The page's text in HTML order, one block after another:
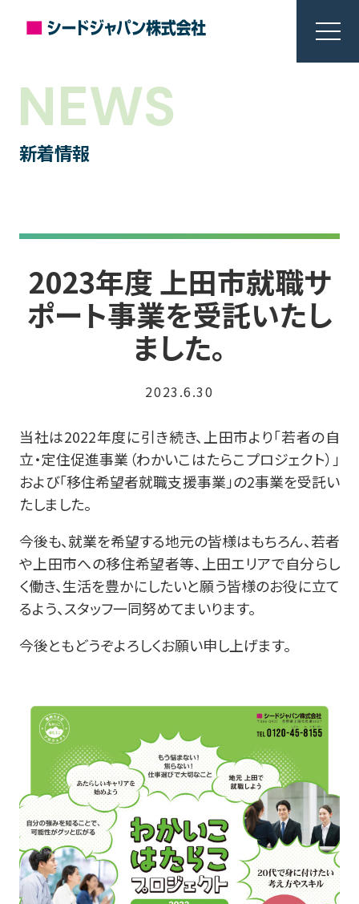
NEWS
新着情報
2023年度 上田市就職サ
ポート事業を受託いたし
ました。
2023.6.30
当社は2022年度に引き続き、上田市より「若者の自
立・定住促進事業（わかいこはたらこプロジェクト）」
および「移住希望者就職支援事業」の2事業を受託い
たしました。
今後も、就業を希望する地元の皆様はもちろん、若者
や上田市への移住希望者等、上田エリアで自分らし
く働き、生活を豊かにしたいと願う皆様のお役に立て
るよう、スタッフ一同努めてまいります。
今後ともどうぞよろしくお願い申し上げます。